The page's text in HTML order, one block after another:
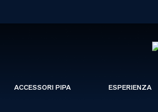
ACCESSORI PIPA ESPERIENZA